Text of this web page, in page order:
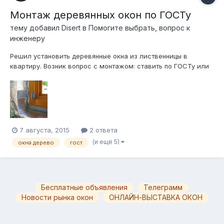
Монтаж деревянных окон по ГОСТу
тему добавил Disert в Помогите выбрать, вопрос к
инженеру
Решил установить деревянные окна из лиственницы в
квартиру. Возник вопрос с монтажом: ставить по ГОСТу или
проблема в следующем. Во-первых, я хочу сделать
штукатурные откосы из гипсовой штукатурки (т. е. просто
штукатурка без установки наверх п...
7 августа, 2015 2 ответа
окна дерево гост (и ещё 5)
Бесплатные объявления
Телеграмм
Новости рынка окон
ОНЛАЙН-ВЫСТАВКА ОКОН